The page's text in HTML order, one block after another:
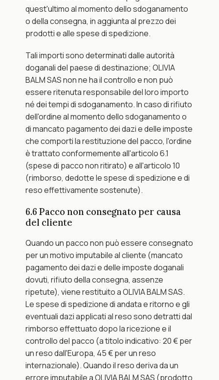
quest'ultimo al momento dello sdoganamento
o della consegna, in aggiunta al prezzo dei
prodotti e alle spese di spedizione.
Tali importi sono determinati dalle autorità
doganali del paese di destinazione; OLIVIA
BALM SAS non ne ha il controllo e non può
essere ritenuta responsabile del loro importo
né dei tempi di sdoganamento. In caso di rifiuto
dell'ordine al momento dello sdoganamento o
di mancato pagamento dei dazi e delle imposte
che comporti la restituzione del pacco, l'ordine
è trattato conformemente all'articolo 6.1
(spese di pacco non ritirato) e all'articolo 10
(rimborso, dedotte le spese di spedizione e di
reso effettivamente sostenute).
6.6 Pacco non consegnato per causa
del cliente
Quando un pacco non può essere consegnato
per un motivo imputabile al cliente (mancato
pagamento dei dazi e delle imposte doganali
dovuti, rifiuto della consegna, assenze
ripetute), viene restituito a OLIVIA BALM SAS.
Le spese di spedizione di andata e ritorno e gli
eventuali dazi applicati al reso sono detratti dal
rimborso effettuato dopo la ricezione e il
controllo del pacco (a titolo indicativo: 20 € per
un reso dall'Europa, 45 € per un reso
internazionale). Quando il reso deriva da un
errore imputabile a OLIVIA BALM SAS (prodotto